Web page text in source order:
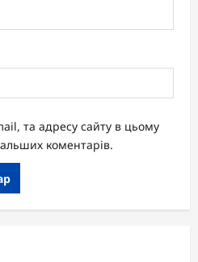
та адресу сайту в цьому
коментарів.